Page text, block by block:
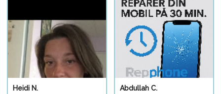
Heidi N.
Abdullah C.